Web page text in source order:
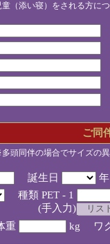
（添い寝）をされる方に
ご同
頭同伴の場合でサイズの
誕生日
種類 PET - 1
力)
kg ワ